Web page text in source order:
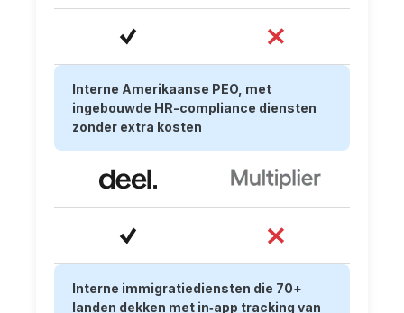
Interne Amerikaanse PEO, met
ingebouwde HR-compliance diensten
zonder extra kosten
Interne immigratiediensten die 70+
landen dekken met in‑app tracking van